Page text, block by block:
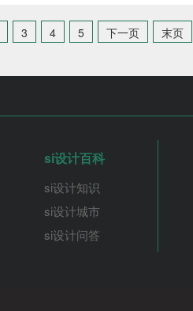
3 4 5 下一页 末页
si设计百科
si设计知识
si设计城市
si设计问答